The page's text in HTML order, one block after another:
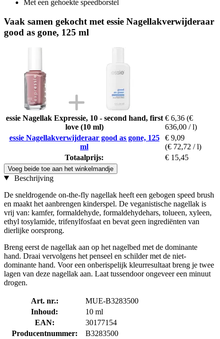
Met een gehoekte speedborstel
Vaak samen gekocht met essie Nagellakverwijderaar
good as gone, 125 ml
essie Nagellak Expressie, 10 - second hand, first
love (10 ml)
€ 6,36 (€
636,00 / l)
essie Nagellakverwijderaar good as gone, 125
ml
€ 9,09
(€ 72,72 / l)
Totaalprijs:
€ 15,45
Voeg beide toe aan het winkelmandje
Beschrijving
De sneldrogende on-the-fly nagellak heeft een gebogen speed brush
en maakt het aanbrengen kinderspel. De veganistische nagellak is
vrij van: kamfer, formaldehyde, formaldehydehars, tolueen, xyleen,
ethyl tosylamide, trifenylfosfaat en bevat geen ingrediënten van
dierlijke oorsprong.
Breng eerst de nagellak aan op het nagelbed met de dominante
hand. Draai vervolgens het penseel en schilder met de niet-
dominante hand. Voor een onberispelijk kleurresultaat breng je twee
lagen van deze nagellak aan. Laat tussendoor ongeveer een minuut
drogen.
Art. nr.:
MUE-B3283500
Inhoud:
10 ml
EAN:
30177154
Producentnummer:
B3283500